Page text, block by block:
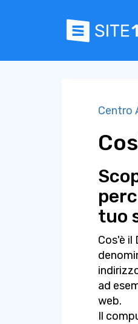
Centro
tuo
Cos'è il
ad
web.
Il